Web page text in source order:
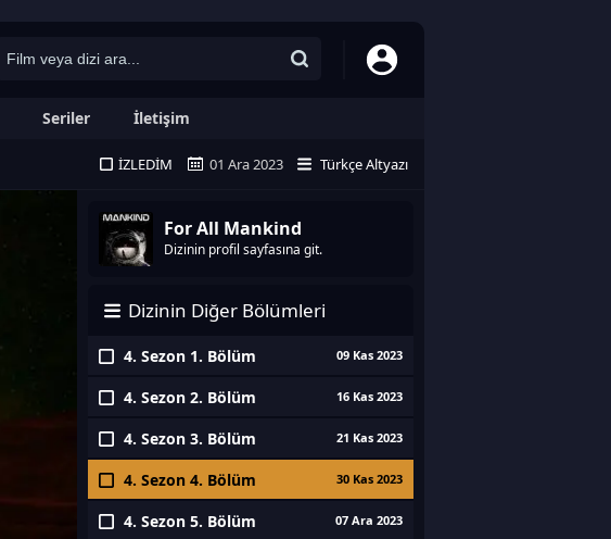
Seriler İletişim
İZLEDIM 01 Ara 2023 Türkçe Altyazı
For All Mankind
Dizinin profil sayfasına git.
Dizinin Diğer Bölümleri
4. Sezon 1. Bölüm 09 Kas 2023
4. Sezon 2. Bölüm 16 Kas 2023
4. Sezon 3. Bölüm 21 Kas 2023
4. Sezon 4. Bölüm 30 Kas 2023
4. Sezon 5. Bölüm 07 Ara 2023